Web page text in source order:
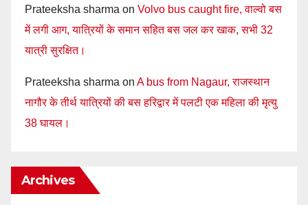
Prateeksha sharma on Volvo bus caught fire, वाल्वो बस
में लगी आग, यात्रियों के समान सहित बस जल कर खाक, सभी 32
यात्री सुरक्षित।
Prateeksha sharma on A bus from Nagaur, राजस्थान
नागौर के तीर्थ यात्रियों की बस हरिद्वार में पलटी एक महिला की मृत्यु
38 घायल।
Archives